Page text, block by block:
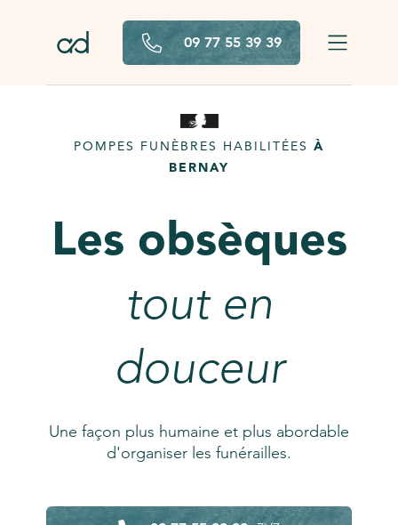
09 77 55 39 39
POMPES FUNÈBRES HABILITÉES À
BERNAY
Les obsèques
tout en
douceur
Une façon plus humaine et plus abordable
d'organiser les funérailles.